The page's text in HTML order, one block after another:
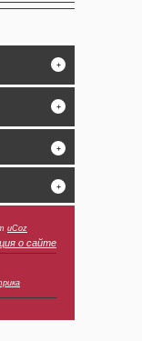
+
+
+
+
uCoz
о сайте